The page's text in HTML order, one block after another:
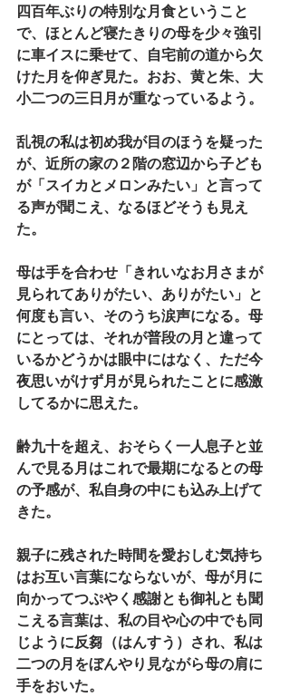
四百年ぶりの特別な月食ということ
で、ほとんど寝たきりの母を少々強引
に車イスに乗せて、自宅前の道から欠
けた月を仰ぎ見た。おお、黄と朱、大
小二つの三日月が重なっているよう。
乱視の私は初め我が目のほうを疑った
が、近所の家の２階の窓辺から子ども
が「スイカとメロンみたい」と言って
る声が聞こえ、なるほどそうも見え
た。
母は手を合わせ「きれいなお月さまが
見られてありがたい、ありがたい」と
何度も言い、そのうち涙声になる。母
にとっては、それが普段の月と違って
いるかどうかは眼中にはなく、ただ今
夜思いがけず月が見られたことに感激
してるかに思えた。
齢九十を超え、おそらく一人息子と並
んで見る月はこれで最期になるとの母
の予感が、私自身の中にも込み上げて
きた。
親子に残された時間を愛おしむ気持ち
はお互い言葉にならないが、母が月に
向かってつぷやく感謝とも御礼とも聞
こえる言葉は、私の目や心の中でも同
じように反芻（はんすう）され、私は
二つの月をぼんやり見ながら母の肩に
手をおいた。